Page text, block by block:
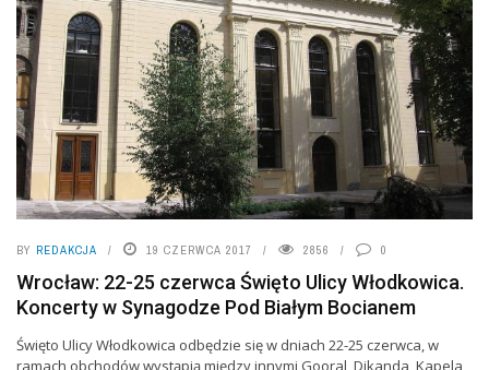
BY REDAKCJA 19 CZERWCA 2017 2856 0
Wrocław: 22-25 czerwca Święto Ulicy Włodkowica.
Koncerty w Synagodze Pod Białym Bocianem
Święto Ulicy Włodkowica odbędzie się w dniach 22-25 czerwca, w
ramach obchodów wystąpią między innymi Gooral, Dikanda, Kapela